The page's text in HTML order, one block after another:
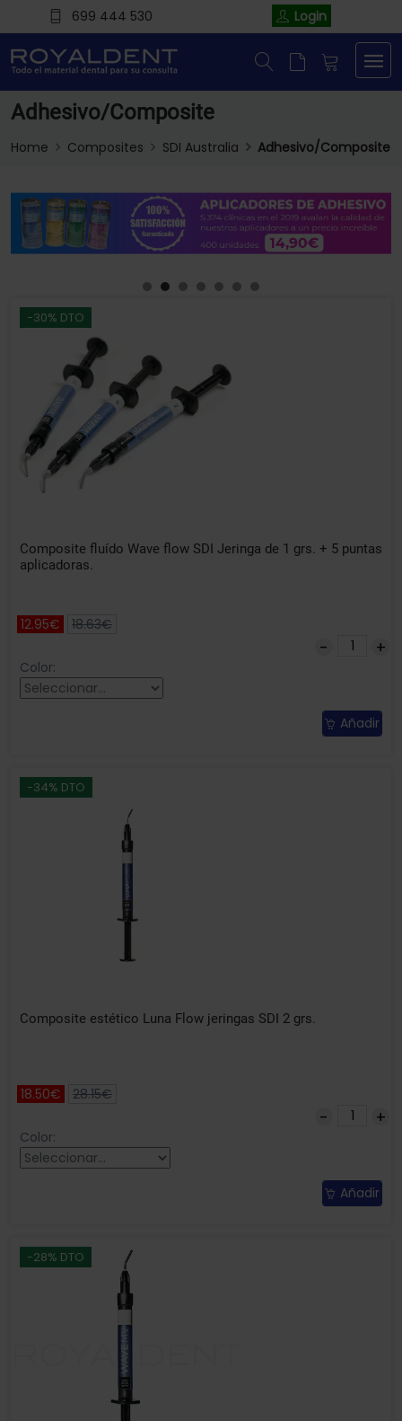
699 444 530 Login
Adhesivo/Composite
Home Composites SDI Australia Adhesivo/Composite
-30% DTO
Composite fluído Wave flow SDI Jeringa de 1 grs. + 5 puntas
aplicadoras.
12.95€ 18.63€
Color:
Añadir
-34% DTO
Composite estético Luna Flow jeringas SDI 2 grs.
18.50€ 28.15€
Color:
Añadir
-28% DTO